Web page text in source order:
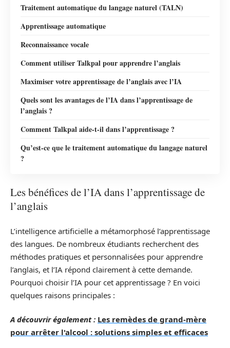
Traitement automatique du langage naturel (TALN)
Apprentissage automatique
Reconnaissance vocale
Comment utiliser Talkpal pour apprendre l’anglais
Maximiser votre apprentissage de l’anglais avec l’IA
Quels sont les avantages de l’IA dans l’apprentissage de
l’anglais ?
Comment Talkpal aide-t-il dans l’apprentissage ?
Qu’est-ce que le traitement automatique du langage naturel
?
Les bénéfices de l’IA dans l’apprentissage de
l’anglais
L’intelligence artificielle a métamorphosé l’apprentissage
des langues. De nombreux étudiants recherchent des
méthodes pratiques et personnalisées pour apprendre
l’anglais, et l’IA répond clairement à cette demande.
Pourquoi choisir l’IA pour cet apprentissage ? En voici
quelques raisons principales :
A découvrir également : Les remèdes de grand-mère
pour arrêter l'alcool : solutions simples et efficaces